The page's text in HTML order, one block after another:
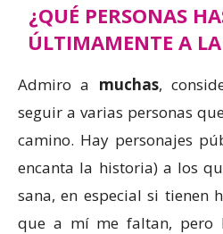
¿QUÉ PERSONAS
ÚLTIMAMENTE A
Admiro a muchas,
seguir a varias personas
camino. Hay personajes
encanta la historia) a los
sana, en especial si tienen
que a mí me faltan, pero